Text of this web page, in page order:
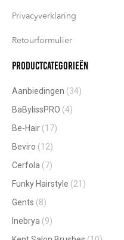
Privacyverklaring
Retourformulier
Productcategorieën
Aanbiedingen (34)
BaBylissPRO (4)
Be-Hair (17)
Beviro (12)
Cerfola (7)
Funky Hairstyle (21)
Gents (8)
Inebrya (9)